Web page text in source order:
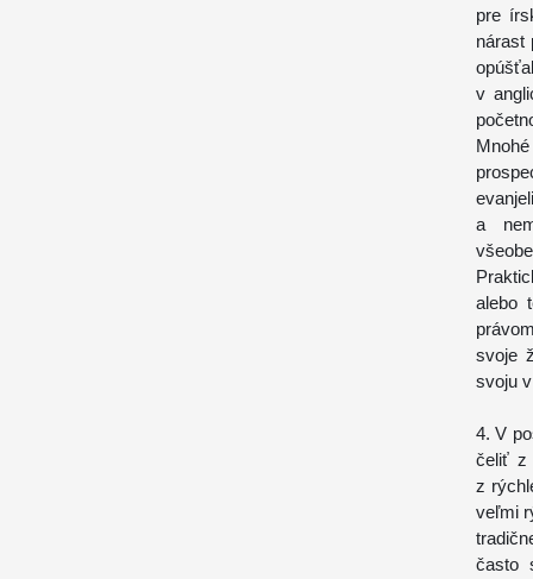
pre
nárast
v
a
alebo
svoje
svoju
4. V
čeliť z
z
veľmi
často